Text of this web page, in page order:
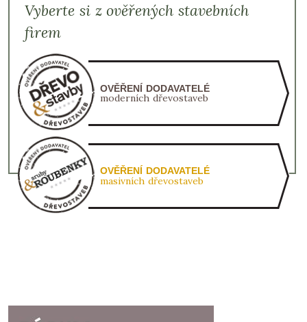
Vyberte si z ověřených stavebních
firem
OVĚŘENÍ DODAVATELÉ
moderních dřevostaveb
OVĚŘENÍ DODAVATELÉ
masivních dřevostaveb